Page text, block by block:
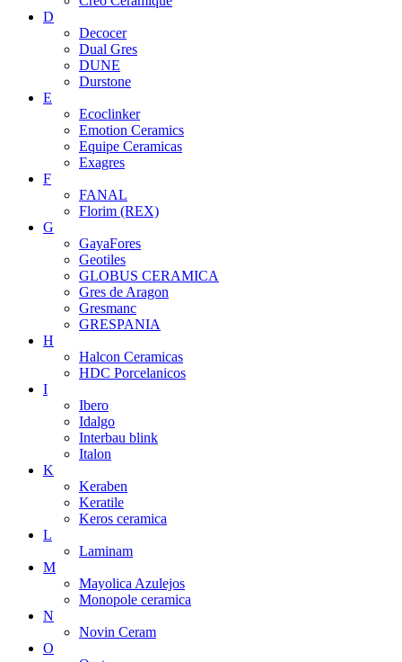
D
Decocer
Dual Gres
DUNE
Durstone
E
Ecoclinker
Emotion Ceramics
Equipe Ceramicas
Exagres
F
FANAL
Florim (REX)
G
GayaFores
Geotiles
GLOBUS CERAMICA
Gres de Aragon
Gresmanc
GRESPANIA
H
Halcon Ceramicas
HDC Porcelanicos
I
Ibero
Idalgo
Interbau blink
Italon
K
Keraben
Keratile
Keros ceramica
L
Laminam
M
Mayolica Azulejos
Monopole ceramica
N
Novin Ceram
O